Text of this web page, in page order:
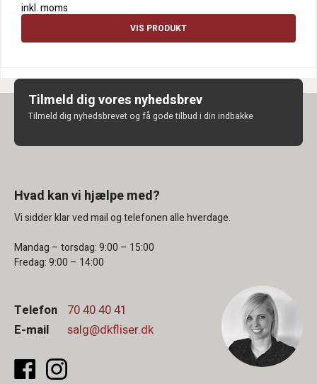
inkl. moms
VIS PRODUKT
Tilmeld dig vores nyhedsbrev
Tilmeld dig nyhedsbrevet og få gode tilbud i din indbakke
Hvad kan vi hjælpe med?
Vi sidder klar ved mail og telefonen alle hverdage.
Mandag – torsdag: 9:00 – 15:00
Fredag: 9:00 – 14:00
Telefon 70 40 40 41
E-mail
salg@dkfliser.dk